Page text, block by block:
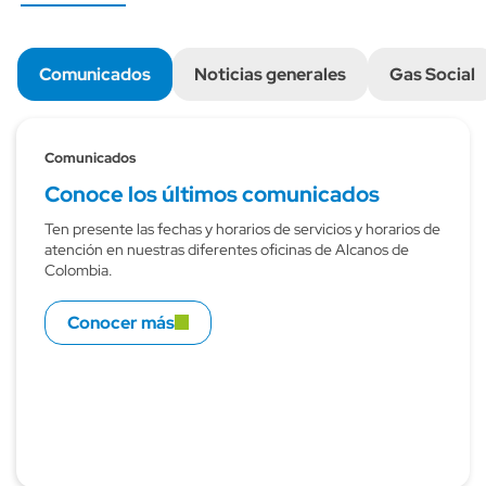
Comunicados Noticias generales Gas Social
Comunicados
Conoce los últimos comunicados
Ten presente las fechas y horarios de servicios y horarios de
atención en nuestras diferentes oficinas de Alcanos de
Colombia.
Conocer más